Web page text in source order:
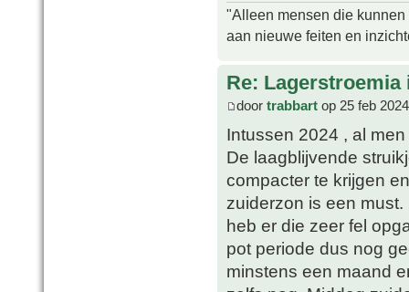
"Alleen mensen die
aan nieuwe feiten en
Re:
door trabbart op 25 feb
Intussen 2024 , al
De laagblijvende
compacter te krijgen
zuiderzon is een
heb er die zeer fel
pot periode dus nog
minstens een maand